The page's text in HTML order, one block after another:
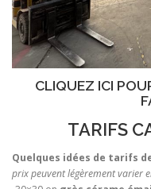
CLIQUEZ ICI
TARIFS
Quelques idées de tarifs
prix peuvent légèrement varier